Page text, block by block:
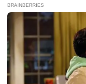
Her Story Isn't What